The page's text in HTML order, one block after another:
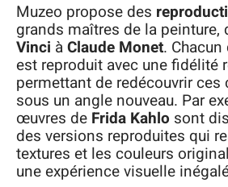
Muzeo propose des
grands maîtres de la peinture,
Vinci àClaude Monet.
est reproduit avec une fidélité
permettant de redécouvrir ces
sous un angle nouveau. Par
œuvres de Frida Kahlo sont
des versions reproduites qui
textures et les couleurs
une expérience visuelle